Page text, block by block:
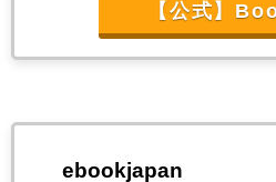
【公式】
ebookjapan